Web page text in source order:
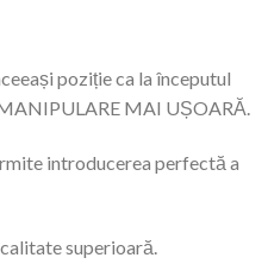
poziție ca la începutul
MAI UȘOARĂ.
introducerea perfectă a
superioară.